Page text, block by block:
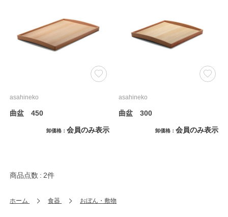
asahineko
曲盆 450
卸価格 会員のみ表示
asahineko
曲盆 300
卸価格 会員のみ表示
商品点数 2件
ホーム 食器 おぼん・敷物